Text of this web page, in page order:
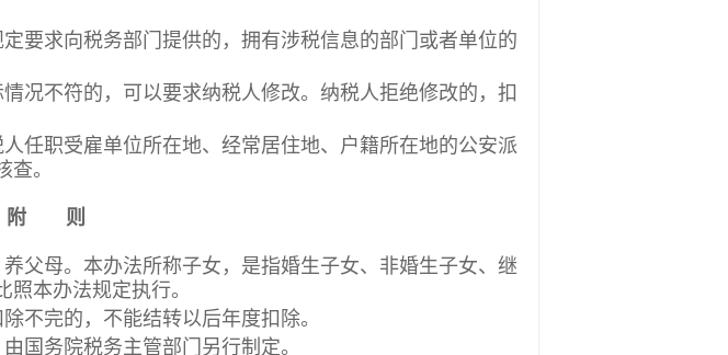
求向税务部门提供的，拥有涉税信息的部门或者单位的
况不符的，可以要求纳税人修改。纳税人拒绝修改的，扣
任职受雇单位所在地、经常居住地、户籍所在地的公安派
。
附 则
父母。本办法所称子女，是指婚生子女、非婚生子女、继
本办法规定执行。
不完的，不能结转以后年度扣除。
国务院税务主管部门另行制定。